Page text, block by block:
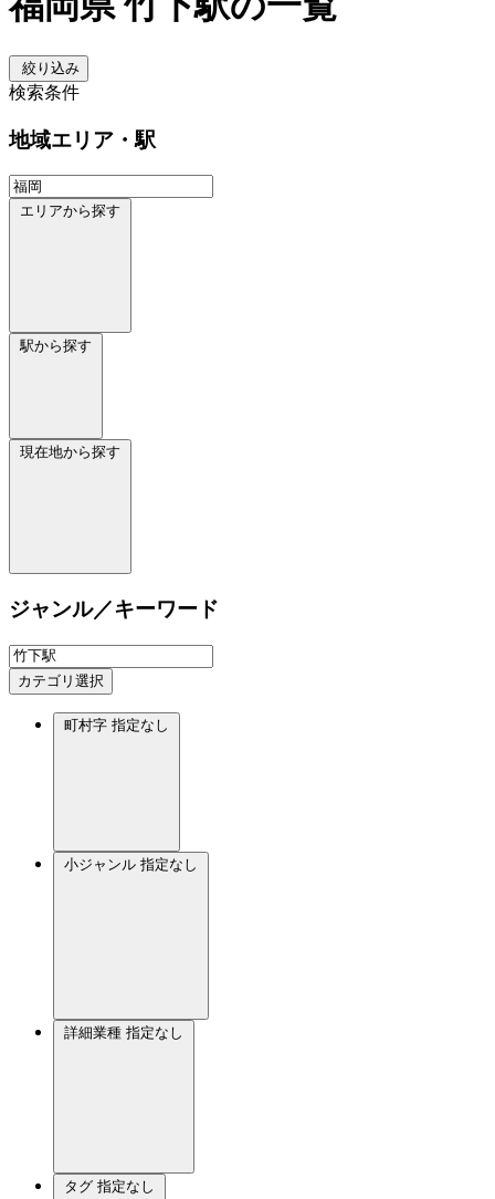
絞り込み
検索条件
地域エリア・駅
エリアから探す
駅から探す
現在地から探す
ジャンル／キーワード
カテゴリ選択
町村字 指定なし
小ジャンル 指定なし
詳細業種 指定なし
タグ 指定なし